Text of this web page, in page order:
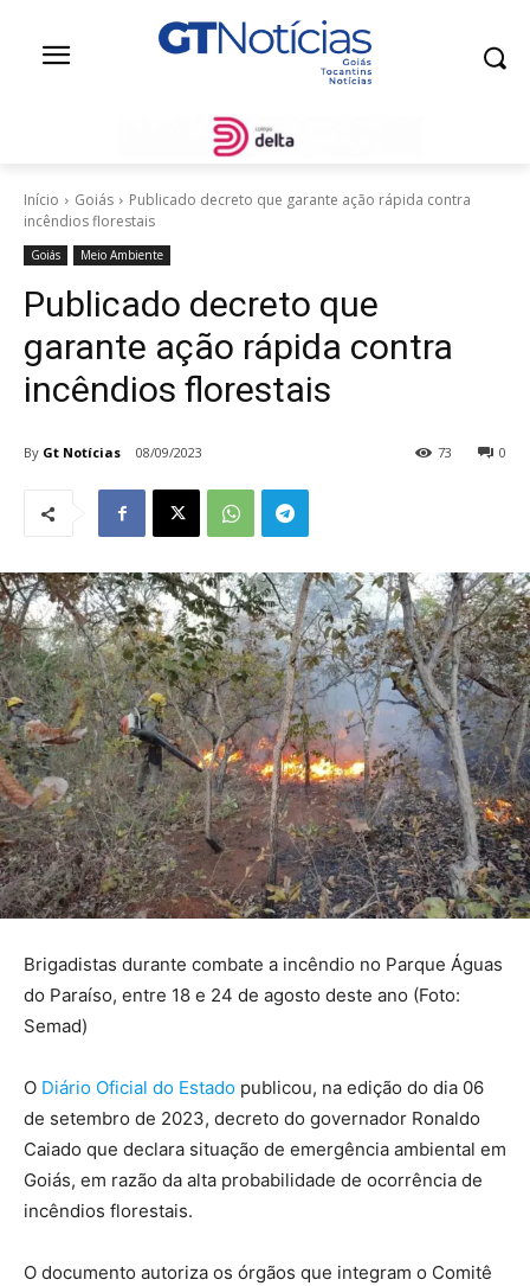
Início Goiás
Publicado decreto que garante ação rápida contra
incêndios florestais
Goiás Meio Ambiente
Publicado decreto que
garante ação rápida contra
incêndios florestais
By Gt Notícias 08/09/2023 0
73
Brigadistas durante combate a incêndio no Parque Águas
do Paraíso, entre 18 e 24 de agosto deste ano (Foto:
Semad)
O Diário Oficial do Estado publicou, na edição do dia 06
de setembro de 2023, decreto do governador Ronaldo
Caiado que declara situação de emergência ambiental em
Goiás, em razão da alta probabilidade de ocorrência de
incêndios florestais.
O documento autoriza os órgãos que integram o Comitê